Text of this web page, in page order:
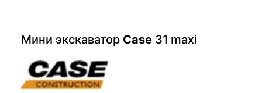
Мини экскаватор Case 31 maxi